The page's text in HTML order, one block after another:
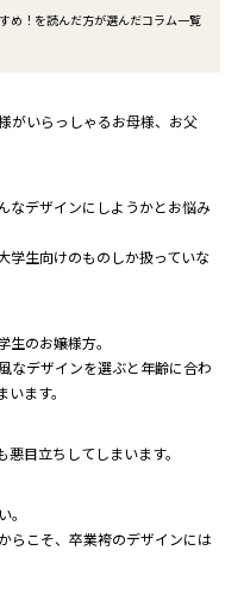
め！を読んだ方が選んだコラム一覧
がいらっしゃるお母様、お父
なデザインにしようかとお悩み
学生向けのものしか扱っていな
のお嬢様方。
なデザインを選ぶと年齢に合わ
ます。
目立ちしてしまいます。
らこそ、卒業袴のデザインには